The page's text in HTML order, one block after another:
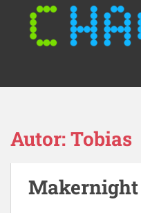
o
Autor:Tobias
Makernight